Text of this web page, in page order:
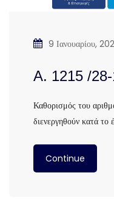
9 Ιανουαρίου,
Α. 1215 /
Καθορισμός του
διενεργηθούν κατά
Continue